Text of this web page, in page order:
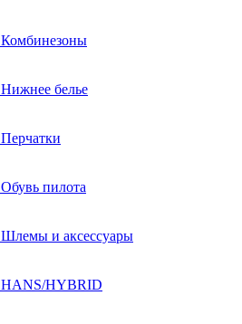
Комбинезоны
Нижнее белье
Перчатки
Обувь пилота
Шлемы и аксессуары
HANS/HYBRID